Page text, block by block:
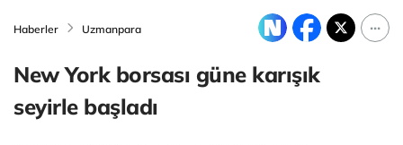
Haberler Uzmanpara
New York borsası güne karışık
seyirle başladı